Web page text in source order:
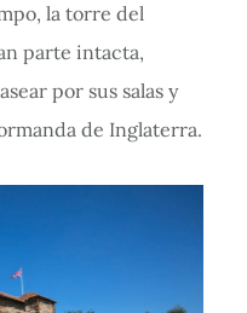
la torre del
parte intacta,
por sus salas y
de Inglaterra.